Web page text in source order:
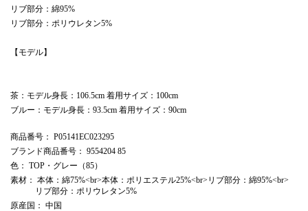
リブ部分：綿95%
リブ部分：ポリウレタン5%
【モデル】
茶：モデル身長：106.5cm 着用サイズ：100cm
ブルー：モデル身長：93.5cm 着用サイズ：90cm
商品番号 ： P05141EC023295
ブランド商品番号 ： 9554204 85
色 ： TOP・グレー（85）
素材 ： 本体：綿75%<br>本体：ポリエステル25%<br>リブ部分：綿95%<br>
リブ部分：ポリウレタン5%
原産国 ： 中国